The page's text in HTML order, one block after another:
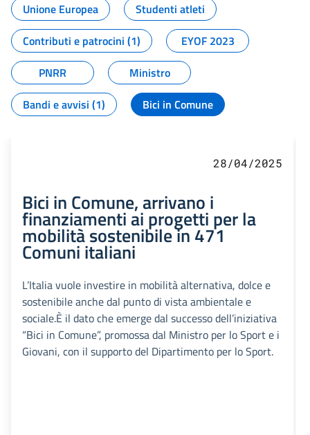
Unione Europea
Studenti atleti
Contributi e patrocini (1)
EYOF 2023
PNRR
Ministro
Bandi e avvisi (1)
Bici in Comune
28/04/2025
Bici in Comune, arrivano i
finanziamenti ai progetti per la
mobilità sostenibile in 471
Comuni italiani
L’Italia vuole investire in mobilità alternativa, dolce e
sostenibile anche dal punto di vista ambientale e
sociale.È il dato che emerge dal successo dell’iniziativa
“Bici in Comune”, promossa dal Ministro per lo Sport e i
Giovani, con il supporto del Dipartimento per lo Sport.